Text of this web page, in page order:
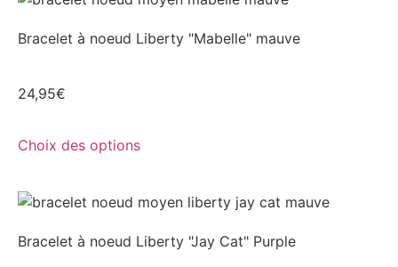
Bracelet à noeud Liberty "Mabelle" mauve
24,95€
Choix des options
Bracelet à noeud Liberty "Jay Cat" Purple